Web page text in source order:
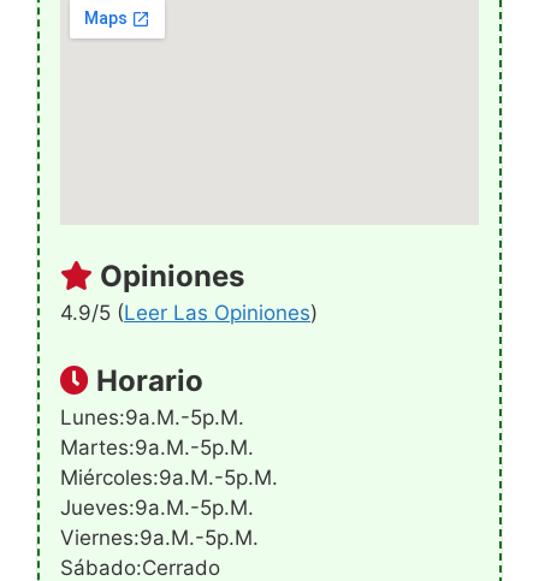
Opiniones
4.9/5 (Leer Las Opiniones)
Horario
Lunes:9a.m.-5p.m.
Martes:9a.m.-5p.m.
Miércoles:9a.m.-5p.m.
Jueves:9a.m.-5p.m.
Viernes:9a.m.-5p.m.
Sábado:Cerrado